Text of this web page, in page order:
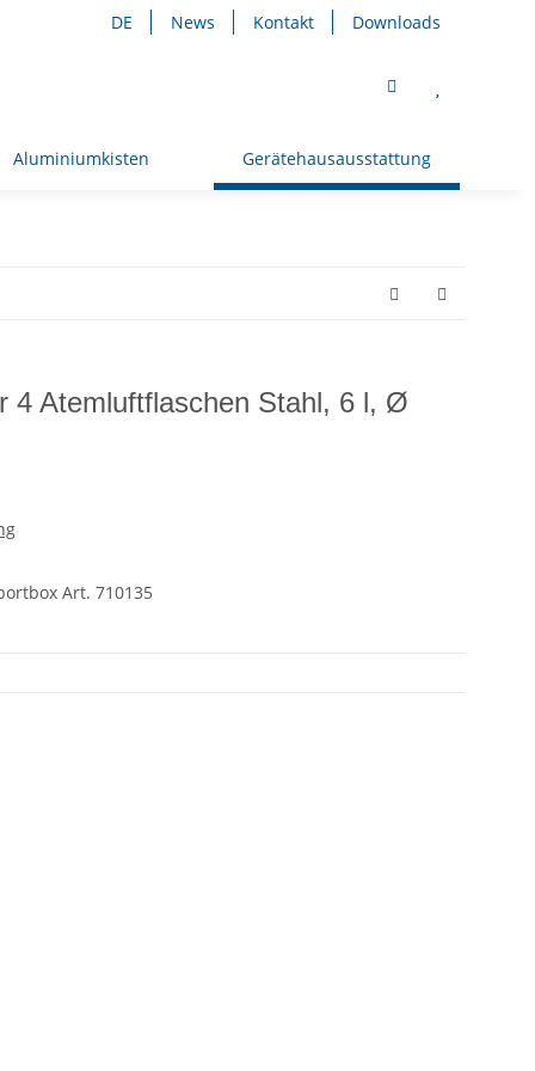
DE News Kontakt Downloads
Aluminiumkisten Gerätehausausstattung
4 Atemluftflaschen Stahl, 6 l, Ø
Art. 710135